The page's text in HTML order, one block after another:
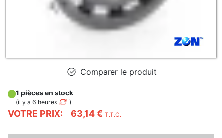
Comparer le produit
VOTRE PRIX: 63,14 € T.T.C.
1 pièces en stock
(il y a 6 heures )